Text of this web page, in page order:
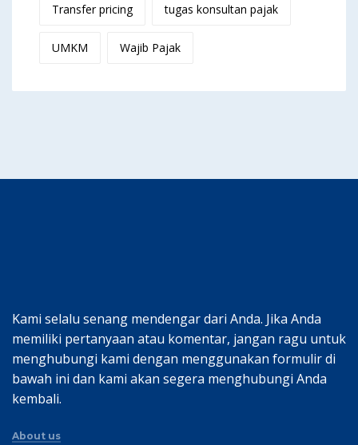
Transfer pricing tugas konsultan pajak
UMKM Wajib Pajak
Kami selalu senang mendengar dari Anda. Jika Anda
memiliki pertanyaan atau komentar, jangan ragu untuk
menghubungi kami dengan menggunakan formulir di
bawah ini dan kami akan segera menghubungi Anda
kembali.
About us